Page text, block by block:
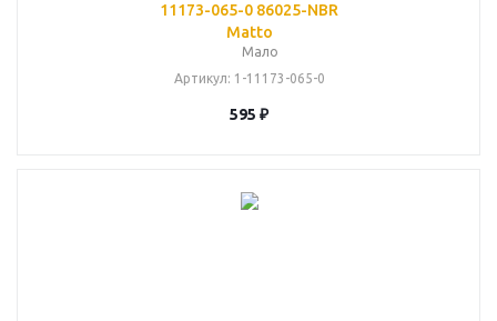
11173-065-0 86025-NBR
Matto
Мало
Артикул: 1-11173-065-0
595 ₽